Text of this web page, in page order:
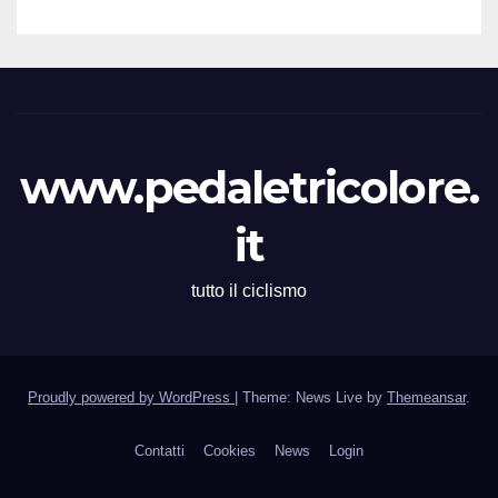
tecnica
www.pedaletricolore.
it
tutto il ciclismo
Proudly powered by WordPress Theme: News Live by Themeansar.
Contatti Cookies News Login